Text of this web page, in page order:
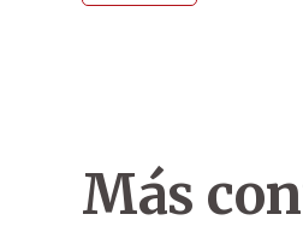
Más